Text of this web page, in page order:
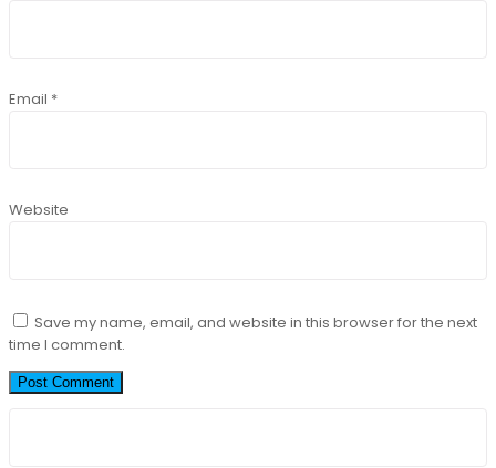
Email *
Website
Save my name, email, and website in this browser for the next
time I comment.